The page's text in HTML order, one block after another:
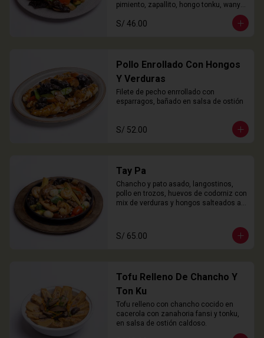
pimiento, zapallito, hongo tonku, wanyi
S/ 46.00
Pollo Enrollado Con Hongos
Y Verduras
Filete de pecho enrrollado con
esparragos, bañado en salsa de ostión
S/ 52.00
Tay Pa
Chancho y pato asado, langostinos,
pollo en trozos, huevos de codorniz con
mix de verduras y hongos salteados al
S/ 65.00
Tofu Relleno De Chancho Y
Ton Ku
Tofu relleno con chancho cocido en
cacerola con zanahoria fansi y tonku,
en salsa de ostión caldoso.